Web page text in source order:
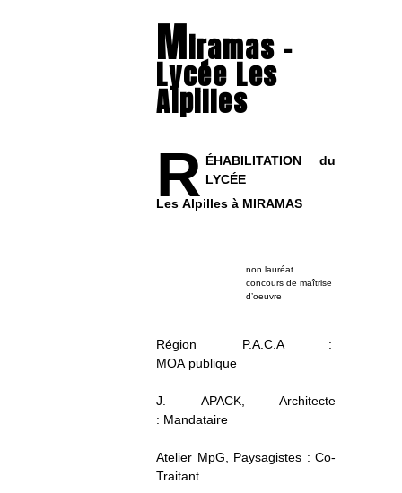
Miramas –
Lycée Les
Alpilles
R ÉHABILITATION du
LYCÉE
Les Alpilles à MIRAMAS
non lauréat
concours de maîtrise
d’oeuvre
Région P.A.C.A :
MOA publique
J. APACK, Architecte
: Mandataire
Atelier MpG, Paysagistes : Co-
Traitant